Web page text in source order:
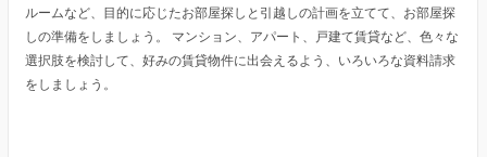
ルームなど、目的に応じたお部屋探しと引越しの計画を立てて、お部屋探
しの準備をしましょう。 マンション、アパート、戸建て賃貸など、色々な
選択肢を検討して、好みの賃貸物件に出会えるよう、いろいろな資料請求
をしましょう。